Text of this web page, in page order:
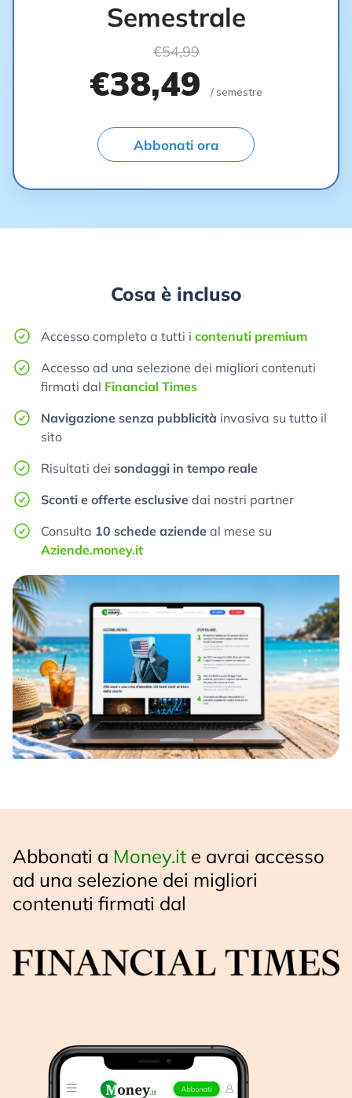
Semestrale
€54,99
€38,49 / semestre
Abbonati ora
Cosa è incluso
Accesso completo a tutti i contenuti premium
Accesso ad una selezione dei migliori contenuti
firmati dal Financial Times
Navigazione senza pubblicità invasiva su tutto il
sito
Risultati dei sondaggi in tempo reale
Sconti e offerte esclusive dai nostri partner
Consulta 10 schede aziende al mese su
Aziende.money.it
Abbonati a Money.it e avrai accesso
ad una selezione dei migliori
contenuti firmati dal